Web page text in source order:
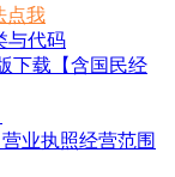
点我
与代码
下载【含国民经
业执照经营范围